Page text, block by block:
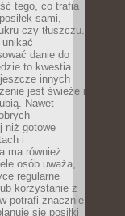
tego, co trafia
sami,
czy tłuszczu.
danie do
to kwestia
innych
jest świeże i
Nawet
niż gotowe
i
ma również
osób uważa,
regularne
korzystanie z
potrafi znacznie
się posiłki